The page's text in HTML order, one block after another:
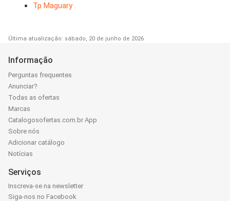
Tp Maguary
Última atualização: sábado, 20 de junho de 2026
Informação
Perguntas frequentes
Anunciar?
Todas as ofertas
Marcas
Catalogosofertas.com.br App
Sobre nós
Adicionar catálogo
Notícias
Serviços
Inscreva-se na newsletter
Siga-nos no Facebook